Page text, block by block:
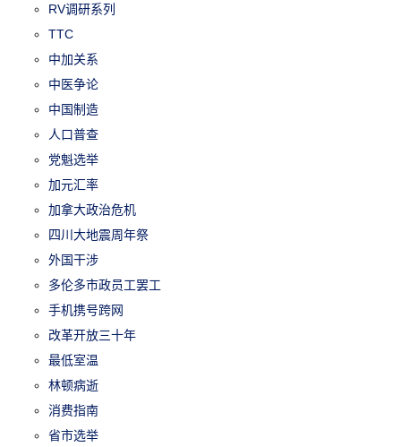
RV调研系列
TTC
中加关系
中医争论
中国制造
人口普查
党魁选举
加元汇率
加拿大政治危机
四川大地震周年祭
外国干涉
多伦多市政员工罢工
手机携号跨网
改革开放三十年
最低室温
林顿病逝
消费指南
省市选举